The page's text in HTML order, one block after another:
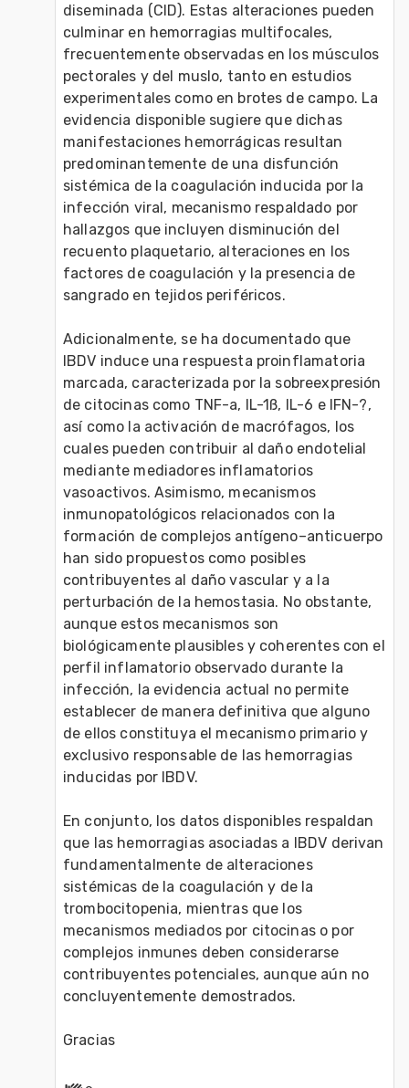
diseminada (CID). Estas alteraciones pueden
culminar en hemorragias multifocales,
frecuentemente observadas en los músculos
pectorales y del muslo, tanto en estudios
experimentales como en brotes de campo. La
evidencia disponible sugiere que dichas
manifestaciones hemorrágicas resultan
predominantemente de una disfunción
sistémica de la coagulación inducida por la
infección viral, mecanismo respaldado por
hallazgos que incluyen disminución del
recuento plaquetario, alteraciones en los
factores de coagulación y la presencia de
sangrado en tejidos periféricos.
Adicionalmente, se ha documentado que
IBDV induce una respuesta proinflamatoria
marcada, caracterizada por la sobreexpresión
de citocinas como TNF-a, IL-1ß, IL-6 e IFN-?,
así como la activación de macrófagos, los
cuales pueden contribuir al daño endotelial
mediante mediadores inflamatorios
vasoactivos. Asimismo, mecanismos
inmunopatológicos relacionados con la
formación de complejos antígeno–anticuerpo
han sido propuestos como posibles
contribuyentes al daño vascular y a la
perturbación de la hemostasia. No obstante,
aunque estos mecanismos son
biológicamente plausibles y coherentes con el
perfil inflamatorio observado durante la
infección, la evidencia actual no permite
establecer de manera definitiva que alguno
de ellos constituya el mecanismo primario y
exclusivo responsable de las hemorragias
inducidas por IBDV.
En conjunto, los datos disponibles respaldan
que las hemorragias asociadas a IBDV derivan
fundamentalmente de alteraciones
sistémicas de la coagulación y de la
trombocitopenia, mientras que los
mecanismos mediados por citocinas o por
complejos inmunes deben considerarse
contribuyentes potenciales, aunque aún no
concluyentemente demostrados.
Gracias